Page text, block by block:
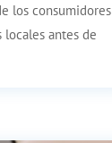
los consumidores
locales antes de